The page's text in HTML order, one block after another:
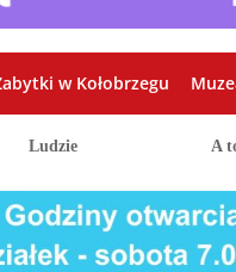
w Kołobrzegu
Ludzie A